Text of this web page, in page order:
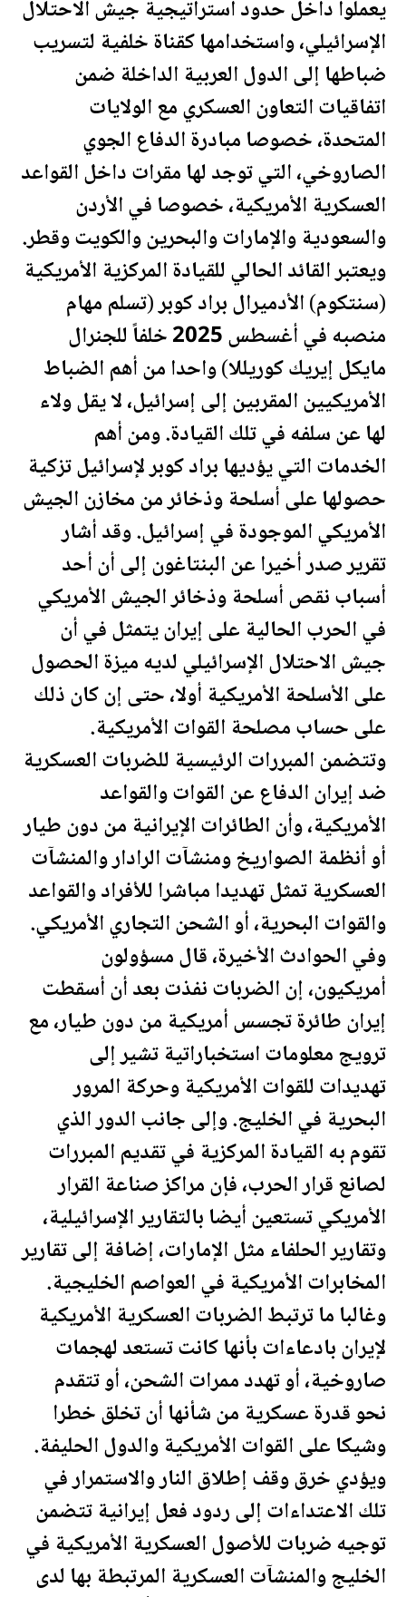
يعملوا داخل حدود استراتيجية جيش الاحتلال
الإسرائيلي، واستخدامها كقناة خلفية لتسريب
ضباطها إلى الدول العربية الداخلة ضمن
اتفاقيات التعاون العسكري معالولايات
المتحدة، خصوصا مبادرة الدفاع الجوي
الصاروخي، التي توجد لها مقرات داخل القواعد
العسكرية الأمريكية، خصوصا فيالأردن
والسعوديةوالإمارات والبحرينوالكويتوقطر.
ويعتبر القائد الحالي للقيادة المركزية الأمريكية
(سنتكوم) الأدميرال براد كوبر (تسلم مهام
منصبه في أغسطس 2025 خلفاً للجنرال
مايكل إيريك كوريللا) واحدا من أهم الضباط
الأمريكيين المقربين إلى إسرائيل، لا يقل ولاء
لها عن سلفه في تلك القيادة. ومن أهم
الخدمات التي يؤديها براد كوبر لإسرائيل تزكية
حصولها على أسلحة وذخائر من مخازن الجيش
الأمريكي الموجودة في إسرائيل. وقد أشار
تقرير صدر أخيرا عن البنتاغون إلى أن أحد
أسباب نقص أسلحة وذخائر الجيش الأمريكي
في الحرب الحالية على إيران يتمثل في أن
جيش الاحتلال الإسرائيلي لديه ميزة الحصول
على الأسلحة الأمريكية أولا، حتى إن كان ذلك
على حساب مصلحة القوات الأمريكية.
وتتضمن المبررات الرئيسية للضربات العسكرية
ضد إيران الدفاع عن القوات والقواعد
الأمريكية، وأن الطائرات الإيرانية من دون طيار
أو أنظمة الصواريخ ومنشآت الرادار والمنشآت
العسكرية تمثل تهديدا مباشرا للأفراد والقواعد
والقوات البحرية، أو الشحن التجاري الأمريكي.
وفي الحوادث الأخيرة، قال مسؤولون
أمريكيون، إن الضربات نفذت بعد أن أسقطت
إيران طائرة تجسس أمريكية من دون طيار، مع
ترويج معلومات استخباراتية تشير إلى
تهديدات للقوات الأمريكية وحركة المرور
البحرية في الخليج. وإلى جانب الدور الذي
تقوم به القيادة المركزية في تقديم المبررات
لصانع قرار الحرب، فإن مراكز صناعة القرار
الأمريكي تستعين أيضا بالتقارير الإسرائيلية،
وتقارير الحلفاء مثل الإمارات، إضافة إلى تقارير
المخابرات الأمريكية في العواصم الخليجية.
وغالبا ما ترتبط الضربات العسكرية الأمريكية
لإيران بادعاءات بأنها كانت تستعد لهجمات
صاروخية، أو تهدد ممرات الشحن، أو تتقدم
نحو قدرة عسكرية من شأنها أن تخلق خطرا
وشيكا على القوات الأمريكية والدول الحليفة.
ويؤدي خرق وقف إطلاق النار والاستمرار في
تلك الاعتداءات إلى ردود فعل إيرانية تتضمن
توجيه ضربات للأصول العسكرية الأمريكية في
الخليج والمنشآت العسكرية المرتبطة بها لدى